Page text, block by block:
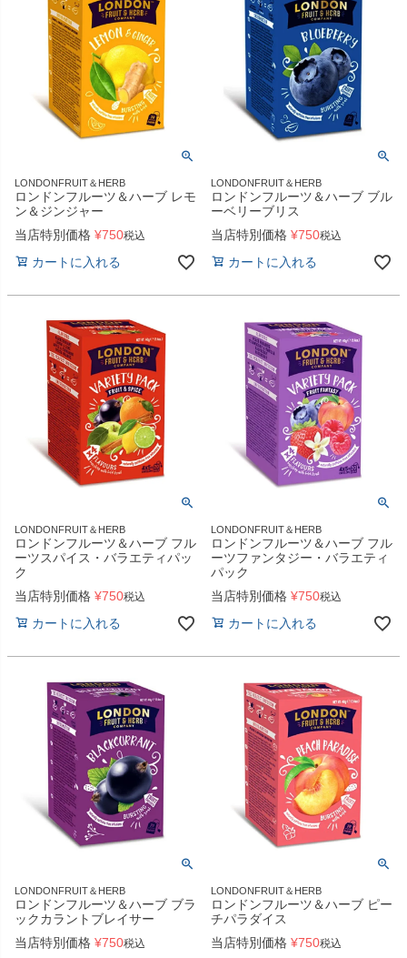
LONDONFRUIT＆HERB
ロンドンフルーツ＆ハーブ レモ
ン＆ジンジャー
当店特別価格 ¥750税込
カートに入れる
LONDONFRUIT＆HERB
ロンドンフルーツ＆ハーブ ブル
ーベリーブリス
当店特別価格 ¥750税込
カートに入れる
LONDONFRUIT＆HERB
ロンドンフルーツ＆ハーブ フル
ーツスパイス・バラエティパッ
ク
当店特別価格 ¥750税込
カートに入れる
LONDONFRUIT＆HERB
ロンドンフルーツ＆ハーブ フル
ーツファンタジー・バラエティ
パック
当店特別価格 ¥750税込
カートに入れる
LONDONFRUIT＆HERB
ロンドンフルーツ＆ハーブ ブラ
ックカラントブレイサー
当店特別価格 ¥750税込
LONDONFRUIT＆HERB
ロンドンフルーツ＆ハーブ ピー
チパラダイス
当店特別価格 ¥750税込